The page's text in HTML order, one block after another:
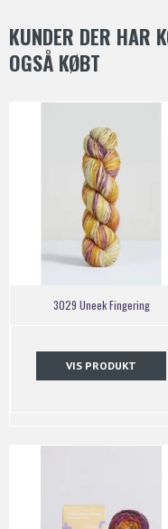
KUNDER DER HAR
OGSÅ KØBT
3029 Uneek Fingering
VIS PRODUKT